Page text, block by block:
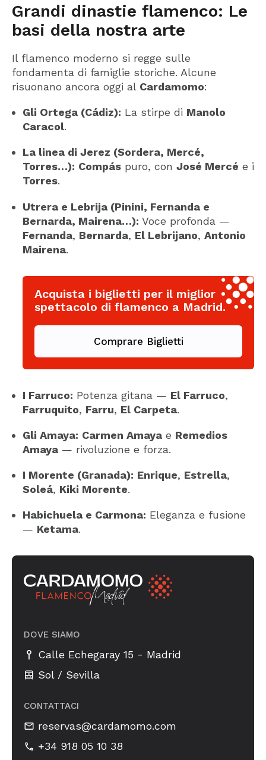
Grandi dinastie flamenco: Le
basi della nostra arte
Il flamenco moderno si regge sulle
fondamenta di famiglie storiche. Alcune
risuonano ancora oggi al Cardamomo:
Gli Ortega (Cádiz): La stirpe di Manolo
Caracol.
La linea di Jerez (Sordera, Mercé,
Torres…): Compás puro, con José Mercé e i
Torres.
Utrera e Lebrija (Pinini, Fernanda e
Bernarda, Mairena…): Voce profonda —
Fernanda, Bernarda, El Lebrijano, Antonio
Mairena.
Acquista i biglietti per il miglior
spettacolo di flamenco a Madrid.
Comprare Biglietti
I Farruco: Potenza gitana — El Farruco,
Farruquito, Farru, El Carpeta.
Gli Amaya: Carmen Amaya e Remedios
Amaya — rivoluzione e forza.
I Morente (Granada): Enrique, Estrella,
Soleá, Kiki Morente.
Habichuela e Carmona: Eleganza e fusione
— Ketama.
DOVE SIAMO
Calle Echegaray 15 - Madrid
Sol / Sevilla
CONTATTACI
reservas@cardamomo.com
+34 918 05 10 38